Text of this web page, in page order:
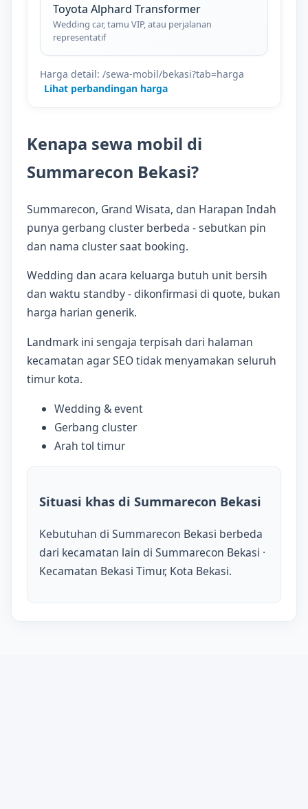
Toyota Alphard Transformer
Wedding car, tamu VIP, atau perjalanan
representatif
Harga detail: /sewa-mobil/bekasi?tab=harga
Lihat perbandingan harga
Kenapa sewa mobil di
Summarecon Bekasi?
Summarecon, Grand Wisata, dan Harapan Indah
punya gerbang cluster berbeda - sebutkan pin
dan nama cluster saat booking.
Wedding dan acara keluarga butuh unit bersih
dan waktu standby - dikonfirmasi di quote, bukan
harga harian generik.
Landmark ini sengaja terpisah dari halaman
kecamatan agar SEO tidak menyamakan seluruh
timur kota.
Wedding & event
Gerbang cluster
Arah tol timur
Situasi khas di Summarecon Bekasi
Kebutuhan di Summarecon Bekasi berbeda
dari kecamatan lain di Summarecon Bekasi ·
Kecamatan Bekasi Timur, Kota Bekasi.